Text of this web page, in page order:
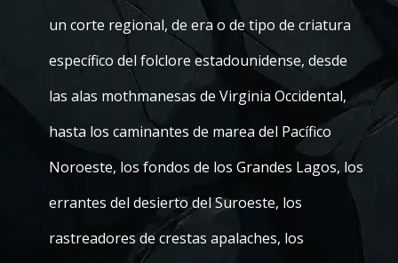
un corte regional, de era o de tipo de criatura
específico del folclore estadounidense, desde
las alas mothmanesas de Virginia Occidental,
hasta los caminantes de marea del Pacífico
Noroeste, los fondos de los Grandes Lagos, los
errantes del desierto del Suroeste, los
rastreadores de crestas apalaches, los